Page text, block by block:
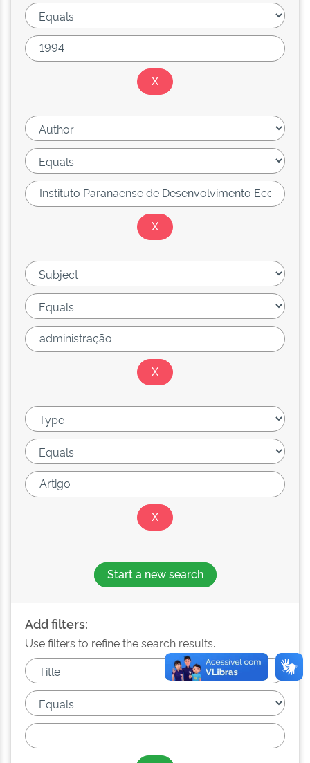
Start a new search
Add filters:
Use filters to refine the search results.